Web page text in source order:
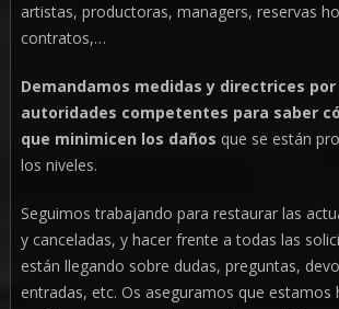
artistas, productoras, managers, reservas
contratos,…
Demandamos medidas y directrices
autoridades competentes para saber
que minimicen los daños que se están
los niveles.
Seguimos trabajando para restaurar las
y canceladas, y hacer frente a todas las
están llegando sobre dudas, preguntas,
entradas, etc. Os aseguramos que estamos